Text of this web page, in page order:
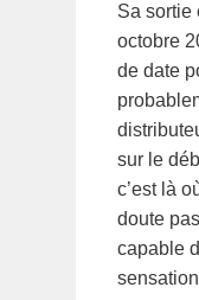
Sa sortie
octobre
de date
sur le
c’est là
doute
capable